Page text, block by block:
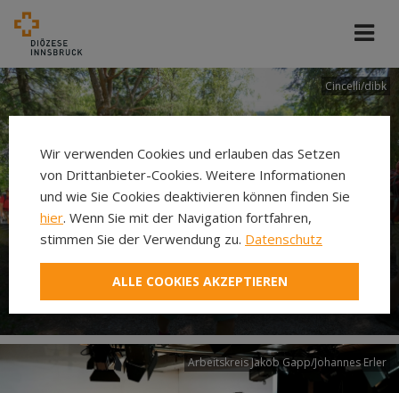
Cincelli/dibk
Neuer Pilgerweg Via
Laudato si’
Arbeitskreis Jakob Gapp/Johannes Erler
Wir verwenden Cookies und erlauben das Setzen
von Drittanbieter-Cookies. Weitere Informationen
und wie Sie Cookies deaktivieren können finden Sie
hier. Wenn Sie mit der Navigation fortfahren,
stimmen Sie der Verwendung zu. Datenschutz
ALLE COOKIES AKZEPTIEREN